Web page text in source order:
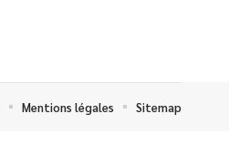
Mentions légales Sitemap